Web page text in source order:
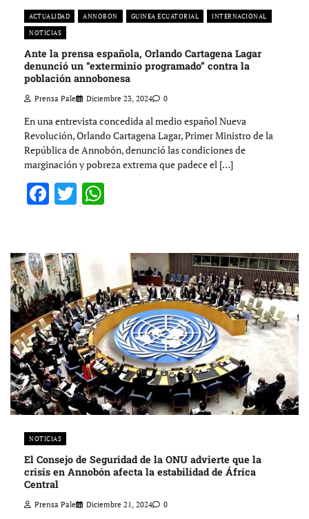
ACTUALIDAD ANNOBON GUINEA ECUATORIAL
INTERNACIONAL
NOTICIAS
Ante la prensa española, Orlando Cartagena Lagar
denunció un “exterminio programado” contra la
población annobonesa
Prensa Pale Diciembre 23, 2024 0
En una entrevista concedida al medio español Nueva
Revolución, Orlando Cartagena Lagar, Primer Ministro de la
República de Annobón, denunció las condiciones de
marginación y pobreza extrema que padece el […]
Facebook
Twitter
NOTICIAS
El Consejo de Seguridad de la ONU advierte que la
crisis en Annobón afecta la estabilidad de África
Central
Prensa Pale Diciembre 21, 2024 0